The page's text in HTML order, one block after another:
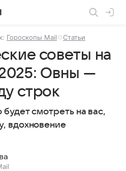
Гороскопы Mail Статьи
советы на
Овны —
строк
будет смотреть на вас,
вдохновение